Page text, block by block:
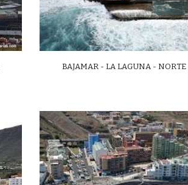
BAJAMAR - LA LAGUNA - NORTE